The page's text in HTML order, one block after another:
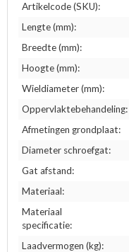
Artikelcode (SKU):
Lengte (mm):
Breedte (mm):
Hoogte (mm):
Wieldiameter (mm):
Oppervlaktebehandeling:
Afmetingen grondplaat:
Diameter schroefgat:
Gat afstand:
Materiaal:
Materiaal
specificatie:
Laadvermogen (kg):